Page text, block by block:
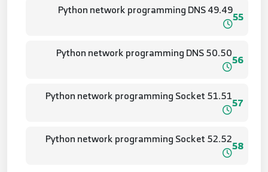
55
49.49 Python network programming DNS
56
50.50 Python network programming DNS
57
51.51 Python network programming Socket
58
52.52 Python network programming Socket